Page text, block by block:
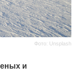
Фото: Unsplash
и